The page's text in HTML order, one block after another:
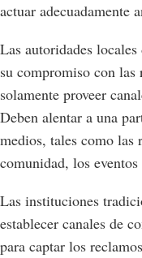
actuar adecuadamente
Las autoridades
su compromiso con
solamente proveer
Deben alentar a una
medios, tales como
comunidad, los
Las instituciones
establecer canales de
para captar los